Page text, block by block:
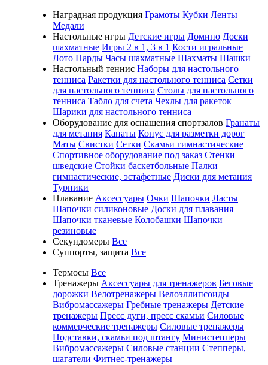
Наградная продукция Грамоты Кубки Ленты
Медали
Настольные игры Детские игры Домино Доски
шахматные Игры 2 в 1, 3 в 1 Кости игральные
Лото Нарды Часы шахматные Шахматы Шашки
Настольный теннис Наборы для настольного
тенниса Ракетки для настольного тенниса Сетки
для настольного тенниса Столы для настольного
тенниса Табло для счета Чехлы для ракеток
Шарики для настольного тенниса
Оборудование для оснащения спортзалов Гранаты
для метания Канаты Конус для разметки дорог
Маты Свистки Сетки Скамьи гимнастические
Спортивное оборудование под заказ Стенки
шведские Стойки баскетбольные Палки
гимнастические, эстафетные Диски для метания
Турники
Плавание Аксессуары Очки Шапочки Ласты
Шапочки силиконовые Доски для плавания
Шапочки тканевые Колобашки Шапочки
резиновые
Секундомеры Все
Суппорты, защита Все
Термосы Все
Тренажеры Аксессуары для тренажеров Беговые
дорожки Велотренажеры Велоэллипсоиды
Вибромассажеры Гребные тренажеры Детские
тренажеры Пресс дуги, пресс скамьи Силовые
коммерческие тренажеры Силовые тренажеры
Подставки, скамьи под штангу Министепперы
Вибромассажеры Силовые станции Степперы,
шагатели Фитнес-тренажеры